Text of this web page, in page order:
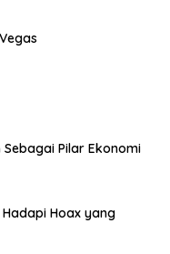
Pilar Ekonomi
Hoax yang